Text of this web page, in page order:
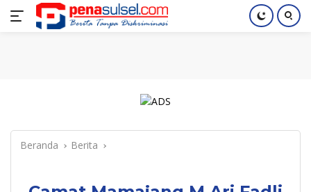
Langsung
Home Nasional Pendidikan Index
Beranda Berita